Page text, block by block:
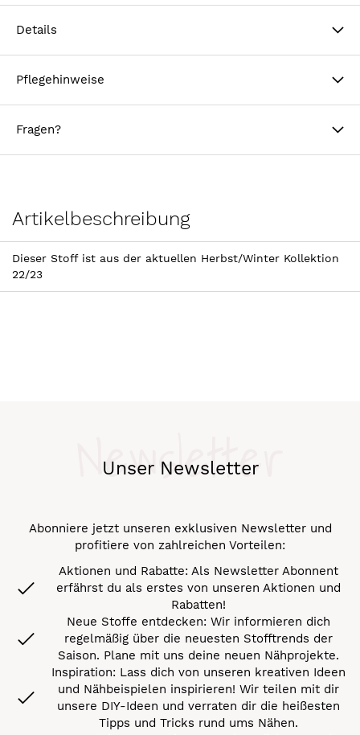
Details
Pflegehinweise
Fragen?
Artikelbeschreibung
Dieser Stoff ist aus der aktuellen Herbst/Winter Kollektion
22/23
Unser Newsletter
Newsletter
Abonniere jetzt unseren exklusiven Newsletter und
profitiere von zahlreichen Vorteilen:
Aktionen und Rabatte: Als Newsletter Abonnent
erfährst du als erstes von unseren Aktionen und
Rabatten!
Neue Stoffe entdecken: Wir informieren dich
regelmäßig über die neuesten Stofftrends der
Saison. Plane mit uns deine neuen Nähprojekte.
Inspiration: Lass dich von unseren kreativen Ideen
und Nähbeispielen inspirieren! Wir teilen mit dir
unsere DIY-Ideen und verraten dir die heißesten
Tipps und Tricks rund ums Nähen.